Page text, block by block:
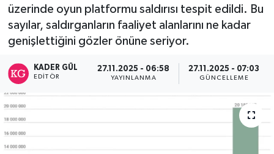
üzerinde oyun platformu saldırısı tespit edildi. Bu
sayılar, saldırganların faaliyet alanlarını ne kadar
genişlettiğini gözler önüne seriyor.
KADER GÜL
EDITÖR
27.11.2025 - 06:58
YAYINLANMA
27.11.2025 - 07:03
GÜNCELLEME